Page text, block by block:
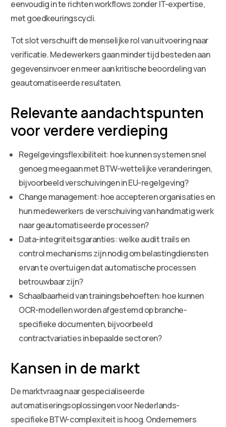
eenvoudig in te richten workflows zonder IT-expertise,
met goedkeuringscycli.
Tot slot verschuift de menselijke rol van uitvoering naar
verificatie. Medewerkers gaan minder tijd besteden aan
gegevensinvoer en meer aan kritische beoordeling van
geautomatiseerde resultaten.
Relevante aandachtspunten
voor verdere verdieping
Regelgevingsflexibiliteit: hoe kunnen systemen snel
genoeg meegaan met BTW-wettelijke veranderingen,
bijvoorbeeld verschuivingen in EU-regelgeving?
Change management: hoe accepteren organisaties en
hun medewerkers de verschuiving van handmatig werk
naar geautomatiseerde processen?
Data-integriteitsgaranties: welke audit trails en
control mechanisms zijn nodig om belastingdiensten
ervan te overtuigen dat automatische processen
betrouwbaar zijn?
Schaalbaarheid van trainingsbehoeften: hoe kunnen
OCR-modellen worden afgestemd op branche-
specifieke documenten, bijvoorbeeld
contractvariaties in bepaalde sectoren?
Kansen in de markt
De marktvraag naar gespecialiseerde
automatiseringsoplossingen voor Nederlands-
specifieke BTW-complexiteit is hoog. Ondernemers